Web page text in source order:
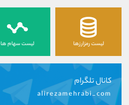
لیست رمزارزها لیست سهام ها
کانال تلگرام
alirezamehrabi_com